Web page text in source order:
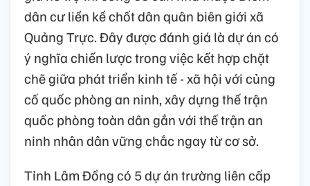
dân cư liền kề chốt dân quân biên giới xã
Quảng Trực. Đây được đánh giá là dự án có
ý nghĩa chiến lược trong việc kết hợp chặt
chẽ giữa phát triển kinh tế - xã hội với củng
cố quốc phòng an ninh, xây dựng thế trận
quốc phòng toàn dân gắn với thế trận an
ninh nhân dân vững chắc ngay từ cơ sở.
Tỉnh Lâm Đồng có 5 dự án trường liên cấp